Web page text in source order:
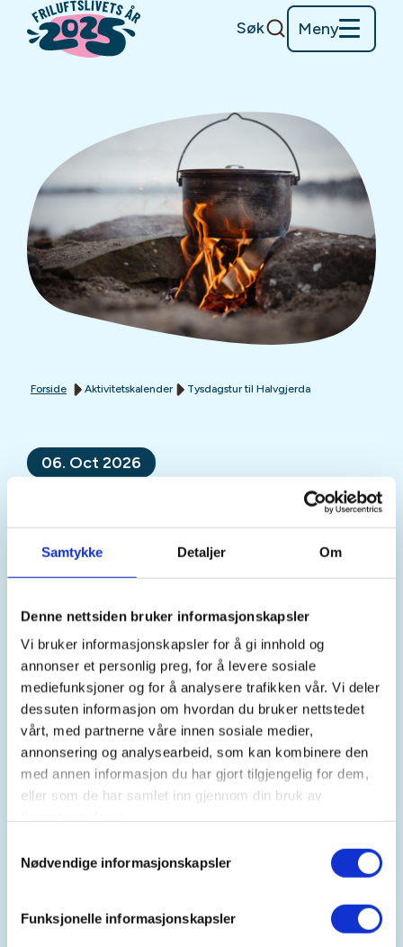
Samtykke Detaljer Om
Denne nettsiden bruker informasjonskapsler
Vi bruker informasjonskapsler for å gi innhold og
annonser et personlig preg, for å levere sosiale
mediefunksjoner og for å analysere trafikken vår. Vi deler
dessuten informasjon om hvordan du bruker nettstedet
vårt, med partnerne våre innen sosiale medier,
annonsering og analysearbeid, som kan kombinere den
med annen informasjon du har gjort tilgjengelig for dem,
eller som de har samlet inn gjennom din bruk av
Nødvendige informasjonskapsler
Funksjonelle informasjonskapsler
Søk Meny
Forside Aktivitetskalender Tysdagstur til Halvgjerda
06. Oct 2026
Tysdagstur til Halvgjerda
Sted
Sunnfjord
Tid
06. Oct 2026
Indre Sunnfjord Turlag